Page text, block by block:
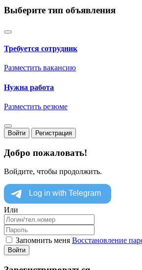
Выберите тип объявления
Требуется сотрудник
Разместить вакансию
Нужна работа
Разместить резюме
Войти Регистрация
Добро пожаловать!
Войдите, чтобы продолжить.
Или
Запомнить меня Восстановление
Войти